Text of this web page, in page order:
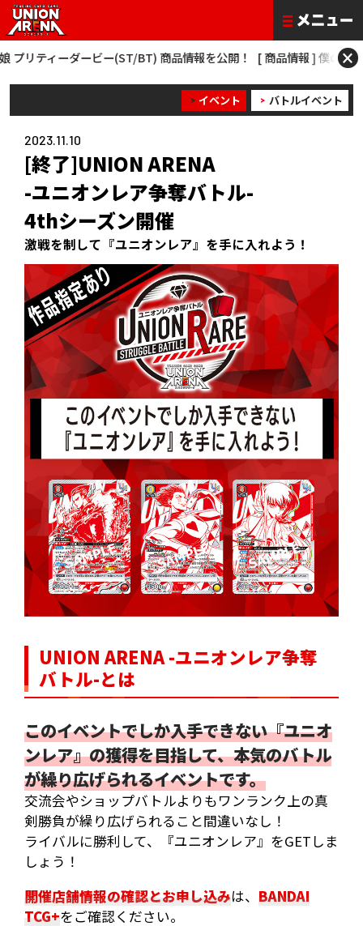
ービー(ST/BT) 商品情報を公開！ [ 商品情報 ] 僕のヒーローアカデミ
×
イベント バトルイベント
2023.11.10
[終了]UNION ARENA
-ユニオンレア争奪バトル-
4thシーズン開催
激戦を制して『ユニオンレア』を手に入れよう！
UNION ARENA -ユニオンレア争奪
バトル-とは
このイベントでしか入手できない『ユニオ
ンレア』の獲得を目指して、本気のバトル
が繰り広げられるイベントです。
交流会やショップバトルよりもワンランク上の真
剣勝負が繰り広げられること間違いなし！
ライバルに勝利して、『ユニオンレア』をGETしま
しょう！
開催店舗情報の確認とお申し込みは、 BANDAI
TCG+をご確認ください。